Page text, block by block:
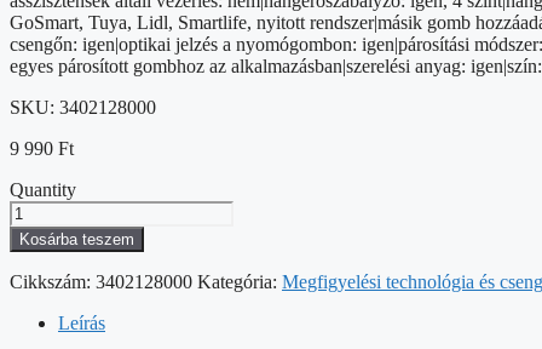
GoSmart, Tuya, Lidl, Smartlife, nyitott rendszer|másik gomb
csengőn: igen|optikai jelzés a nyomógombon: igen|párosítási
egyes párosított gombhoz az alkalmazásban|szerelési anyag:
SKU: 3402128000
9 990 Ft
Quantity
GoSmart
Vezeték
nélküli
csengő
wifivel
Kosárba teszem
Cikkszám: 3402128000 Kategória: Megfigyelési technológia és
Leírás